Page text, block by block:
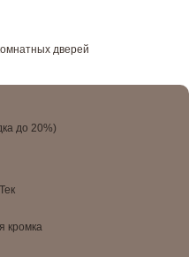
дверей
до 20%)
кромка